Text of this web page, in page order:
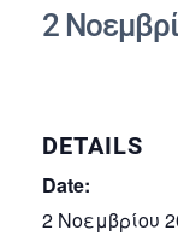
2
DETAILS
Date:
2 Νοεμβρίου